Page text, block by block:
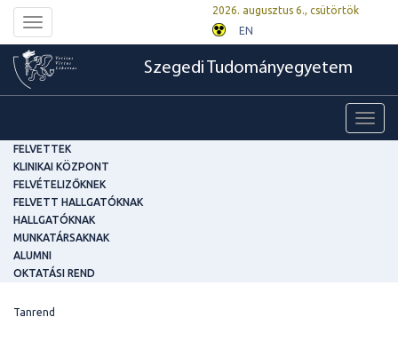
Toggle
navigation
2026. augusztus 6., csütörtök
EN
Szegedi Tudományegyetem
FELVETTEK
KLINIKAI KÖZPONT
FELVÉTELIZŐKNEK
FELVETT HALLGATÓKNAK
HALLGATÓKNAK
MUNKATÁRSAKNAK
ALUMNI
OKTATÁSI REND
Tanrend